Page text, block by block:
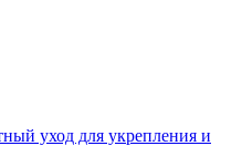
уход для укрепления и